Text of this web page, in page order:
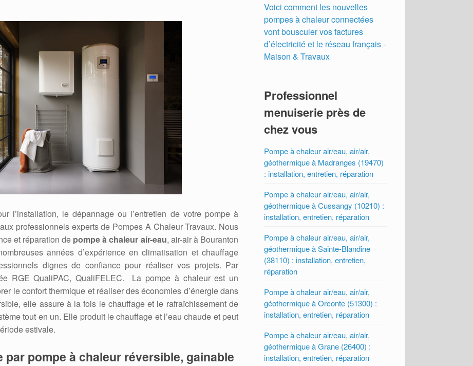
l’installation, le dépannage ou l’entretien de votre pompe à
professionnels experts de Pompes A Chaleur Travaux. Nous
et réparation de pompe à chaleur air-eau, air-air à Bouranton
années d’expérience en climatisation et chauffage
dignes de confiance pour réaliser vos projets. Par
RGE QualiPAC, QualiFELEC. La pompe à chaleur est un
le confort thermique et réaliser des économies d’énergie dans
elle assure à la fois le chauffage et le rafraîchissement de
tout en un. Elle produit le chauffage et l’eau chaude et peut
estivale.
pompe à chaleur réversible, gainable
Voici comment les nouvelles
pompes à chaleur connectées
vont bousculer vos factures
d’électricité et le réseau français -
Maison & Travaux
Professionnel
menuiserie près de
chez vous
Pompe à chaleur air/eau, air/air,
géothermique à Madranges (19470)
: installation, entretien, réparation
Pompe à chaleur air/eau, air/air,
géothermique à Cussangy (10210) :
installation, entretien, réparation
Pompe à chaleur air/eau, air/air,
géothermique à Sainte-Blandine
(38110) : installation, entretien,
réparation
Pompe à chaleur air/eau, air/air,
géothermique à Orconte (51300) :
installation, entretien, réparation
Pompe à chaleur air/eau, air/air,
géothermique à Grane (26400) :
installation, entretien, réparation